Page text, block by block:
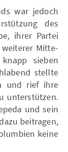
war jedoch
des
ihrer Partei
Mitte-
sieben
stellte
und rief ihre
unterstützen.
und sein
beitragen,
keine